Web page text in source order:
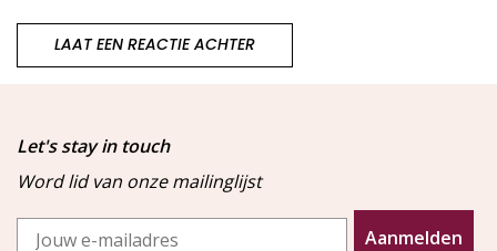
LAAT EEN REACTIE ACHTER
Let's stay in touch
Word lid van onze mailinglijst
Email
Aanmelden